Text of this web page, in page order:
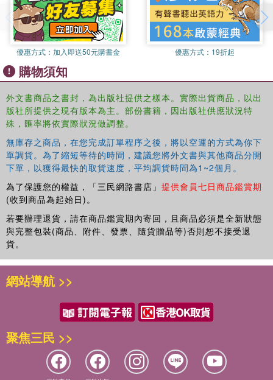
優惠方式： 加入即送50元購書金 優惠方式： 19折起
購物須知
外文書商品之書封，為出版社提供之樣本。實際出貨商品，以出
版社所提供之現有版本為主。部份書籍，因出版社供應狀況特
殊，匯率將依實際狀況做調整。
無庫存之商品，在您完成訂單程序之後，將以空運的方式為你下
單調貨。為了縮短等待的時間，建議您將外文書與其他商品分開
下單，以獲得最快的取貨速度，平均調貨時間為1~2個月。
為了保護您的權益，「三民網路書店」 提供會員七日商品鑑賞期
(收到商品為起始日)。
若要辦理退貨，請在商品鑑賞期內寄回，且商品必須是全新狀態
與完整包裝(商品、附件、發票、隨貨贈品等)否則恕不接受退
貨。
網站導航 >>
聚焦三民 >>